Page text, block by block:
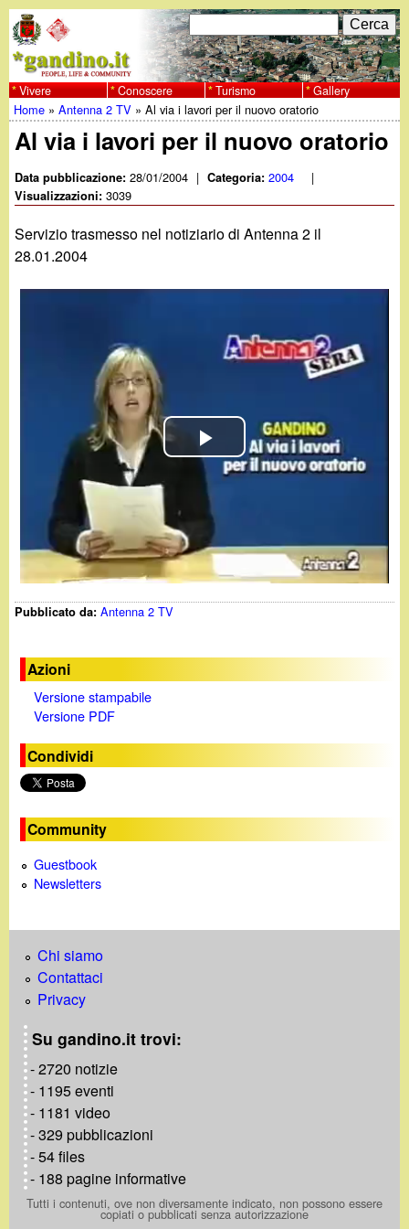
al
contenuto
principale
w
w
w
.
g
o
F
o
r
m
d
i
i
c
a
C
e
r
c
a
Vivere Conoscere Turismo Gallery
Tu
sei
qui
Home »Antenna 2 TV »Al via i lavori per il nuovo oratorio
Al via i lavori per il nuovo oratorio
Data pubblicazione:28/01/2004 | Categoria:2004 |
Visualizzazioni:3039
Servizio trasmesso nel notiziario di Antenna 2 il
28.01.2004
P
l
a
y
i
e
Pubblicato da:Antenna 2 TV
Azioni
Versione stampabile
Versione PDF
Condividi
Community
Guestbook
Newsletters
Chi siamo
Contattaci
Privacy
Su gandino.it trovi:
- 2720 notizie
- 1195 eventi
- 1181 video
- 329 pubblicazioni
- 54 files
- 188 pagine informative
Tutti i contenuti, ove non diversamente indicato, non possono essere
copiati o pubblicati senza autorizzazione